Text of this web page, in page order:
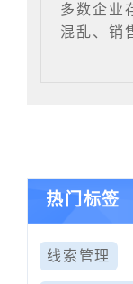
多数企业
混乱、销
热门标签
线索管理